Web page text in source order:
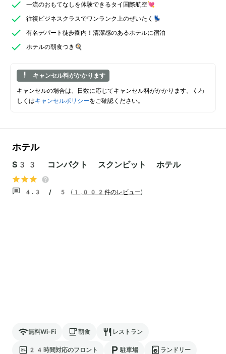
一流のおもてなしを体験できるタイ国際航空💘
往復ビジネスクラスでワンランク上のぜいたく💺
有名デパート徒歩圏内！清潔感のあるホテルに宿泊
ホテルの朝食つき🍳
キャンセル料がかかります
キャンセルの場合は、日数に応じてキャンセル料がかかります。くわ
しくはキャンセルポリシーをご確認ください。
ホテル
S33 コンパクト スクンビット ホテル
4.3 / 5 ( 1,002件のレビュー)
無料Wi-Fi 朝食 レストラン
24時間対応のフロント 駐車場 ランドリー